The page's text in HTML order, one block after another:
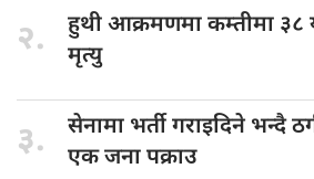
२. हुथी आक्रमणमाकम्तीमा
मृत्यु
३. सेनामा भर्तीगराइदिने भन्दै
एक जना पक्राउ